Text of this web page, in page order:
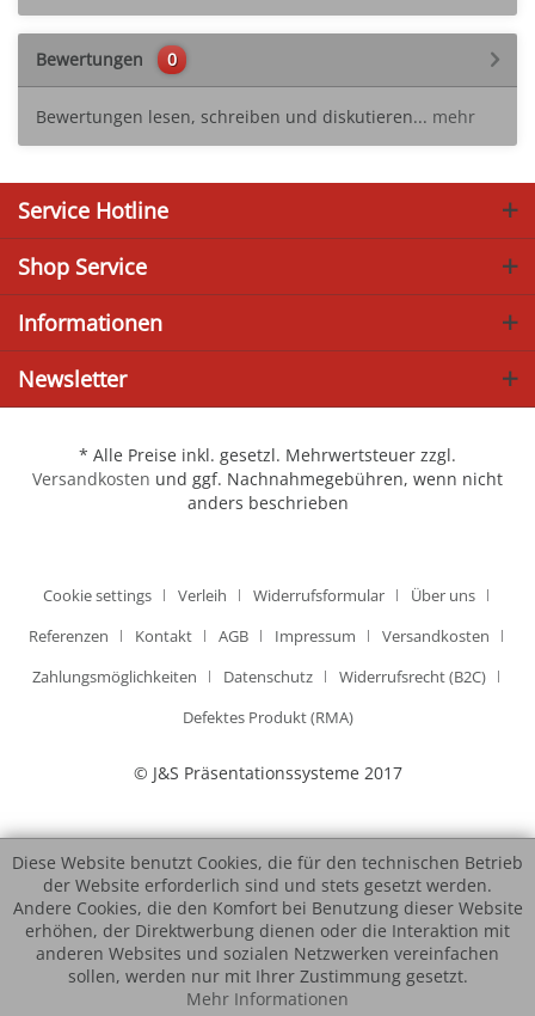
Bewertungen 0
Bewertungen lesen, schreiben und diskutieren... mehr
Service Hotline
Shop Service
Informationen
Newsletter
* Alle Preise inkl. gesetzl. Mehrwertsteuer zzgl.
Versandkosten und ggf. Nachnahmegebühren, wenn nicht
anders beschrieben
Cookie settings Verleih Widerrufsformular
Über uns
Referenzen
Kontakt AGB Impressum
Versandkosten
Zahlungsmöglichkeiten
Datenschutz
Widerrufsrecht (B2C)
Defektes Produkt (RMA)
© J&S Präsentationssysteme 2017
Diese Website benutzt Cookies, die für den technischen Betrieb
der Website erforderlich sind und stets gesetzt werden.
Andere Cookies, die den Komfort bei Benutzung dieser Website
erhöhen, der Direktwerbung dienen oder die Interaktion mit
anderen Websites und sozialen Netzwerken vereinfachen
sollen, werden nur mit Ihrer Zustimmung gesetzt.
Mehr Informationen